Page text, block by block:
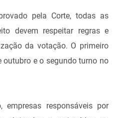
pela Corte, todas as
devem respeitar regras e
da votação. O primeiro
outubro e o segundo turno no
responsáveis por